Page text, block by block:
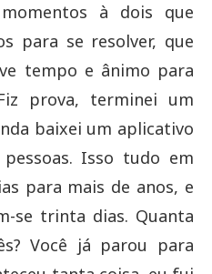
à dois que
para se resolver, que
tempo e ânimo para
prova, terminei um
baixei um aplicativo
Isso tudo em
para mais de anos, e
se trinta dias. Quanta
Você já parou para